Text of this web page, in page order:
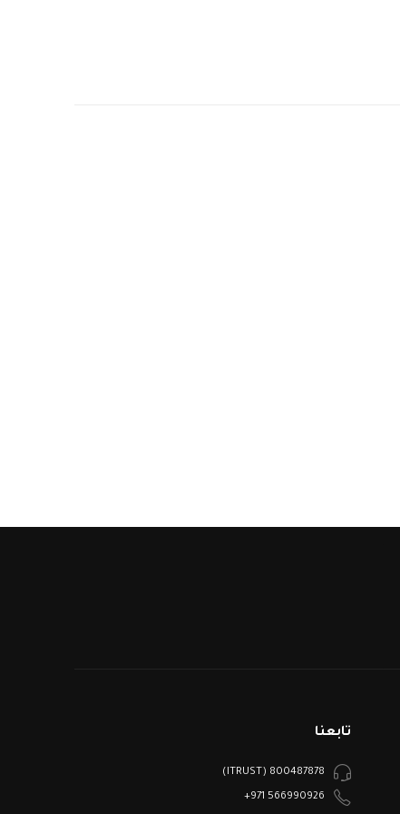
تابعنا
800487878 (ITRUST)
566990926 971+